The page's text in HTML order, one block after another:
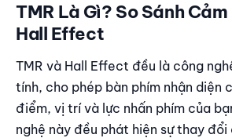
TMR Là Gì? So Sánh
Hall Effect
TMR và Hall Effect đều là công
tính, cho phép bàn phím nhận diện
điểm, vị trí và lực nhấn phím của
nghệ này đều phát hiện sự thay